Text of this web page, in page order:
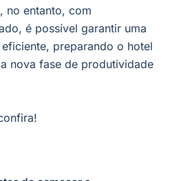
no entanto, com
é possível garantir uma
preparando o hotel
nova fase de produtividade